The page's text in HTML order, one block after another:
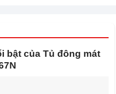
bật của Tủ đông mát